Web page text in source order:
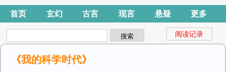
首页 玄幻 古言 现言 悬疑 更多
阅读记录
《我的科学时代》